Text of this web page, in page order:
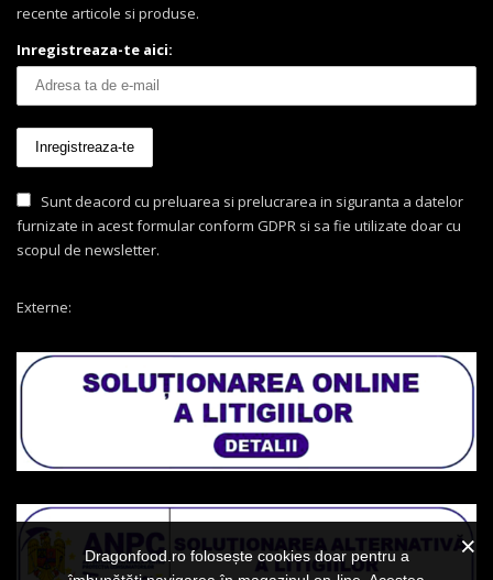
recente articole si produse.
Inregistreaza-te aici:
Sunt deacord cu preluarea si prelucrarea in siguranta a datelor
furnizate in acest formular conform GDPR si sa fie utilizate doar cu
scopul de newsletter.
Externe:
Dragonfood.ro folosește cookies doar pentru a